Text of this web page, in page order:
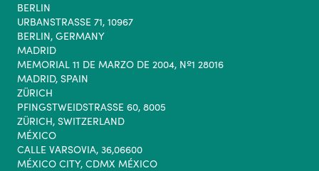
BERLIN
URBANSTRASSE 71, 10967
BERLIN, GERMANY
MADRID
MEMORIAL 11 DE MARZO DE 2004, Nº1 28016
MADRID, SPAIN
ZÜRICH
PFINGSTWEIDSTRASSE 60, 8005
ZÜRICH, SWITZERLAND
MÉXICO
CALLE VARSOVIA, 36,06600
MÉXICO CITY, CDMX MÉXICO